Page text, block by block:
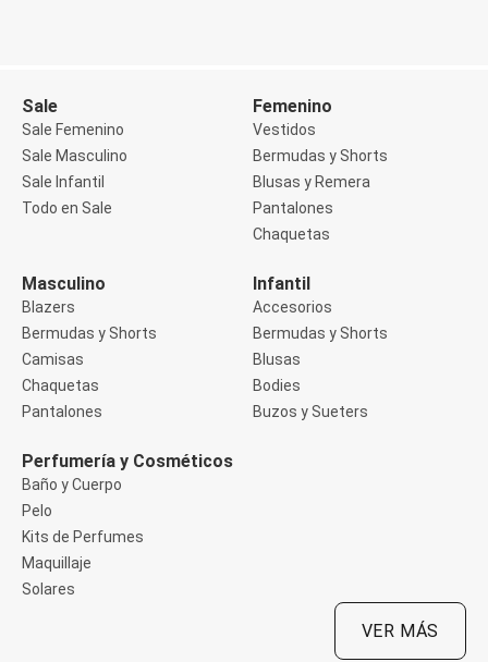
Blusas y Remera
Body
Deportivo
Manga 3/4
Manga Corta
Pantalones
Algodón
Casual
Clochard
Deportivo
Jean
Jogger
Pantacourt
Pantalona
Social
Chaquetas
Blazers
Chaquetas
Chaquetas de punto
Saco liviano
Sale
Sale Femenino
Sale Masculino
Sale Infantil
Todo en Sale
Femenino
Vestidos
Bermudas y Shorts
Blusas y Remera
Pantalones
Chaquetas
Masculino
Blazers
Bermudas y Shorts
Camisas
Chaquetas
Pantalones
Infantil
Accesorios
Bermudas y Shorts
Blusas
Bodies
Buzos y Sueters
Perfumería y Cosméticos
Baño y Cuerpo
Pelo
Kits de Perfumes
Maquillaje
Solares
VER MÁS